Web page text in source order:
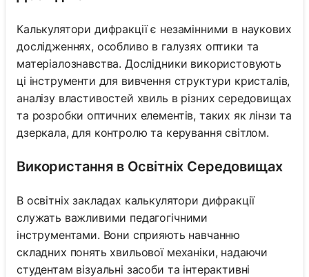
Калькулятори дифракції є незамінними в наукових
дослідженнях, особливо в галузях оптики та
матеріалознавства. Дослідники використовують
ці інструменти для вивчення структури кристалів,
аналізу властивостей хвиль в різних середовищах
та розробки оптичних елементів, таких як лінзи та
дзеркала, для контролю та керування світлом.
Використання в Освітніх Середовищах
В освітніх закладах калькулятори дифракції
служать важливими педагогічними
інструментами. Вони сприяють навчанню
складних понять хвильової механіки, надаючи
студентам візуальні засоби та інтерактивні